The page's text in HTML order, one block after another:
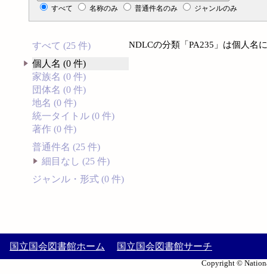
すべて 名称のみ 普通件名のみ ジャンルのみ
すべて (25 件)
個人名 (0 件)
家族名 (0 件)
団体名 (0 件)
地名 (0 件)
統一タイトル (0 件)
著作 (0 件)
普通件名 (25 件)
細目なし (25 件)
ジャンル・形式 (0 件)
NDLCの分類「PA235」は個人名
国立国会図書館ホーム 国立国会図書館サーチ
Copyright ©